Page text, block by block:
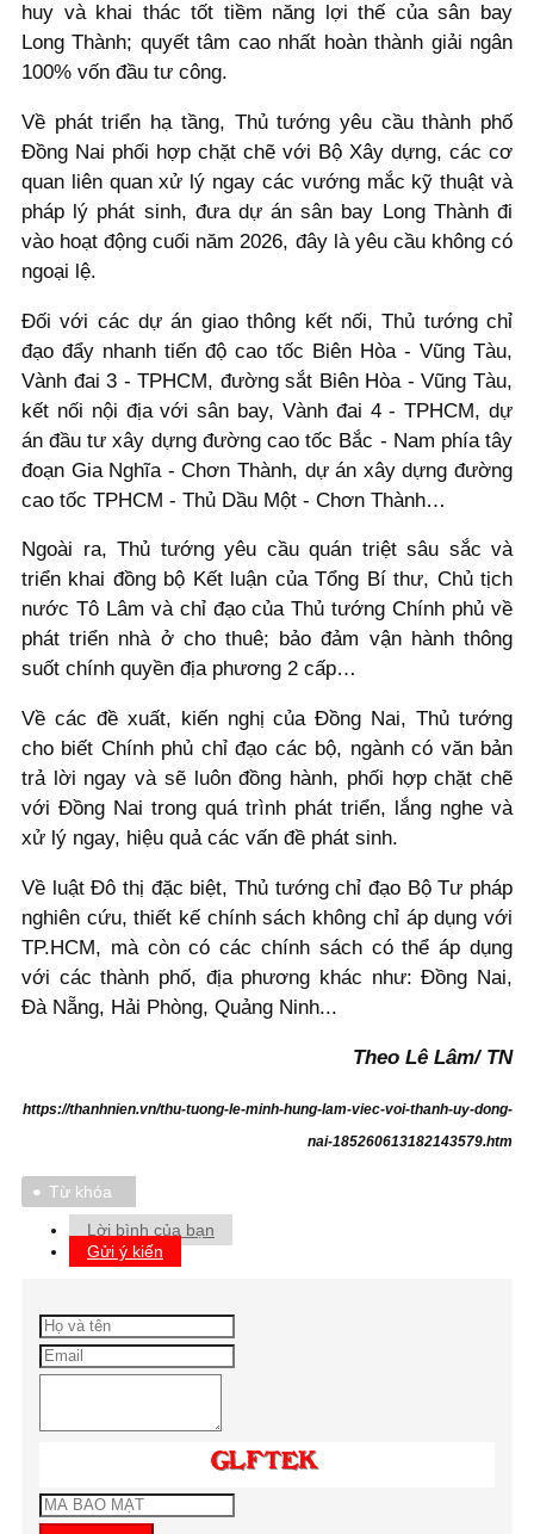
huy và khai thác tốt tiềm năng lợi thế của sân bay
Long Thành; quyết tâm cao nhất hoàn thành giải ngân
100% vốn đầu tư công.
Về phát triển hạ tầng, Thủ tướng yêu cầu thành phố
Đồng Nai phối hợp chặt chẽ với Bộ Xây dựng, các cơ
quan liên quan xử lý ngay các vướng mắc kỹ thuật và
pháp lý phát sinh, đưa dự án sân bay Long Thành đi
vào hoạt động cuối năm 2026, đây là yêu cầu không có
ngoại lệ.
Đối với các dự án giao thông kết nối, Thủ tướng chỉ
đạo đẩy nhanh tiến độ cao tốc Biên Hòa - Vũng Tàu,
Vành đai 3 - TPHCM, đường sắt Biên Hòa - Vũng Tàu,
kết nối nội địa với sân bay, Vành đai 4 - TPHCM, dự
án đầu tư xây dựng đường cao tốc Bắc - Nam phía tây
đoạn Gia Nghĩa - Chơn Thành, dự án xây dựng đường
cao tốc TPHCM - Thủ Dầu Một - Chơn Thành…
Ngoài ra, Thủ tướng yêu cầu quán triệt sâu sắc và
triển khai đồng bộ Kết luận của Tổng Bí thư, Chủ tịch
nước Tô Lâm và chỉ đạo của Thủ tướng Chính phủ về
phát triển nhà ở cho thuê; bảo đảm vận hành thông
suốt chính quyền địa phương 2 cấp…
Về các đề xuất, kiến nghị của Đồng Nai, Thủ tướng
cho biết Chính phủ chỉ đạo các bộ, ngành có văn bản
trả lời ngay và sẽ luôn đồng hành, phối hợp chặt chẽ
với Đồng Nai trong quá trình phát triển, lắng nghe và
xử lý ngay, hiệu quả các vấn đề phát sinh.
Về luật Đô thị đặc biệt, Thủ tướng chỉ đạo Bộ Tư pháp
nghiên cứu, thiết kế chính sách không chỉ áp dụng với
TP.HCM, mà còn có các chính sách có thể áp dụng
với các thành phố, địa phương khác như: Đồng Nai,
Đà Nẵng, Hải Phòng, Quảng Ninh...
Theo Lê Lâm/ TN
https://thanhnien.vn/thu-tuong-le-minh-hung-lam-viec-voi-thanh-uy-dong-
nai-185260613182143579.htm
Từ khóa
Lời bình của bạn
Gửi ý kiến